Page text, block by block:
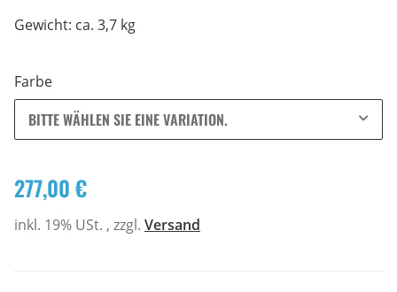
Gewicht: ca. 3,7 kg
Farbe
BITTE WÄHLEN SIE EINE VARIATION.
277,00 €
inkl. 19% USt. , zzgl. Versand